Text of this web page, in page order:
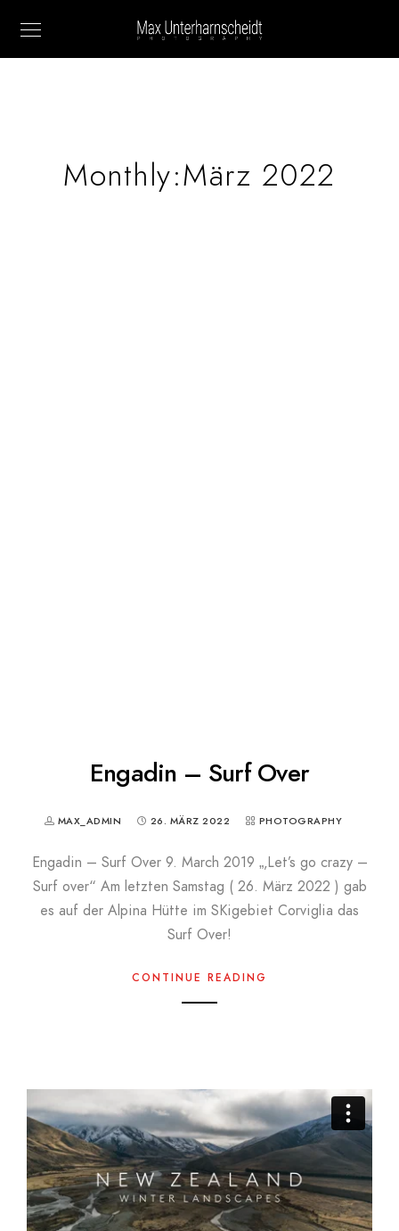
Monthly:März 2022
Engadin – Surf Over
MAX_ADMIN 26. MÄRZ 2022 PHOTOGRAPHY
Engadin – Surf Over 9. March 2019 „‚Let’s go crazy –
Surf over“ Am letzten Samstag ( 26. März 2022 ) gab
es auf der Alpina Hütte im SKigebiet Corviglia das
Surf Over!
CONTINUE READING